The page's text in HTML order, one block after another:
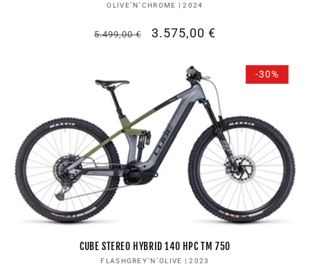
Anbieter:
OLIVE´N´CHROME | 2024
Normaler
5.499,00 € Verkaufspreis
3.575,00 €
-30%
CUBE STEREO HYBRID 140 HPC TM 750
Anbieter:
FLASHGREY´N´OLIVE | 2023